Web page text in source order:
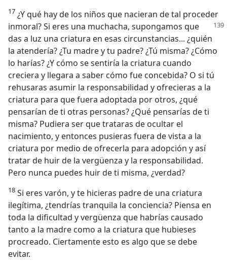
17 ¿Y qué hay de los niños que nacieran de tal proceder
inmoral? Si eres una muchacha, supongamos que
das a luz una criatura en esas circunstancias... ¿quién
la atendería? ¿Tu madre y tu padre? ¿Tú misma? ¿Cómo
lo harías? ¿Y cómo se sentiría la criatura cuando
creciera y llegara a saber cómo fue concebida? O si tú
rehusaras asumir la responsabilidad y ofrecieras a la
criatura para que fuera adoptada por otros, ¿qué
pensarían de ti otras personas? ¿Qué pensarías de ti
misma? Pudiera ser que trataras de ocultar el
nacimiento, y entonces pusieras fuera de vista a la
criatura por medio de ofrecerla para adopción y así
tratar de huir de la vergüenza y la responsabilidad.
Pero nunca puedes huir de ti misma, ¿verdad?
18 Si eres varón, y te hicieras padre de una criatura
ilegítima, ¿tendrías tranquila la conciencia? Piensa en
toda la dificultad y vergüenza que habrías causado
tanto a la madre como a la criatura que hubieses
procreado. Ciertamente esto es algo que se debe
evitar.